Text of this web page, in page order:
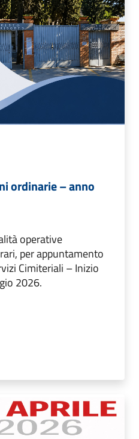
ordinarie – anno
operative
per appuntamento
Cimiteriali – Inizio
2026.